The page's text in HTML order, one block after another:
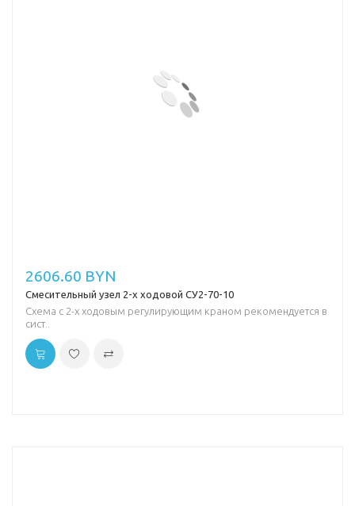
2606.60 BYN
Смесительный узел 2-х ходовой СУ2-70-10
Схема с 2-х ходовым регулирующим краном рекомендуется в
сист..